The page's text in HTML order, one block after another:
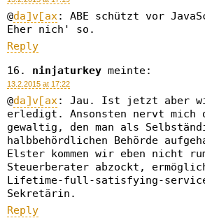
@da]v[ax: ABE schützt vor
Eher nich' so.
Reply
ninjaturkey meinte:
13.2.2015 at 17:22
@da]v[ax: Jau. Ist jetzt aber
erledigt. Ansonsten nervt mich
gewaltig, den man als
halbbehördlichen Behörde
Elster kommen wir eben nicht
Steuerberater abzockt,
Lifetime-full-satisfying-service
Sekretärin.
Reply